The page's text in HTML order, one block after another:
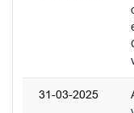
31-03-2025